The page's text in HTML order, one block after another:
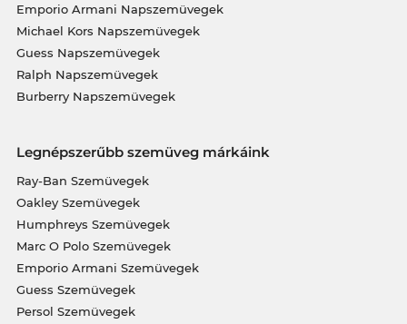
Emporio Armani Napszemüvegek
Michael Kors Napszemüvegek
Guess Napszemüvegek
Ralph Napszemüvegek
Burberry Napszemüvegek
Legnépszerűbb szemüveg márkáink
Ray-Ban Szemüvegek
Oakley Szemüvegek
Humphreys Szemüvegek
Marc O Polo Szemüvegek
Emporio Armani Szemüvegek
Guess Szemüvegek
Persol Szemüvegek